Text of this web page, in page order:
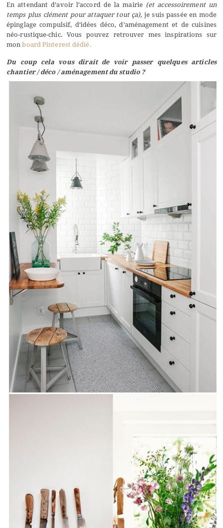
En attendant d’avoir l’accord de la mairie (et accessoirement un
temps plus clément pour attaquer tout ça), je suis passée en mode
épinglage compulsif, d’idées déco, d’aménagement et de cuisines
néo-rustique-chic. Vous pouvez retrouver mes inspirations sur
monboard Pinterest dédié.
Du coup cela vous dirait de voir passer quelques articles
chantier / déco / aménagement du studio ?